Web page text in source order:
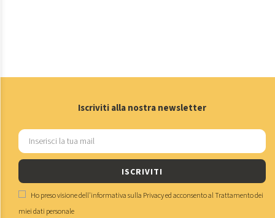
Iscriviti alla nostra newsletter
ISCRIVITI
Ho preso visione dell'informativa sulla Privacyed acconsento alTrattamento dei
miei dati personale